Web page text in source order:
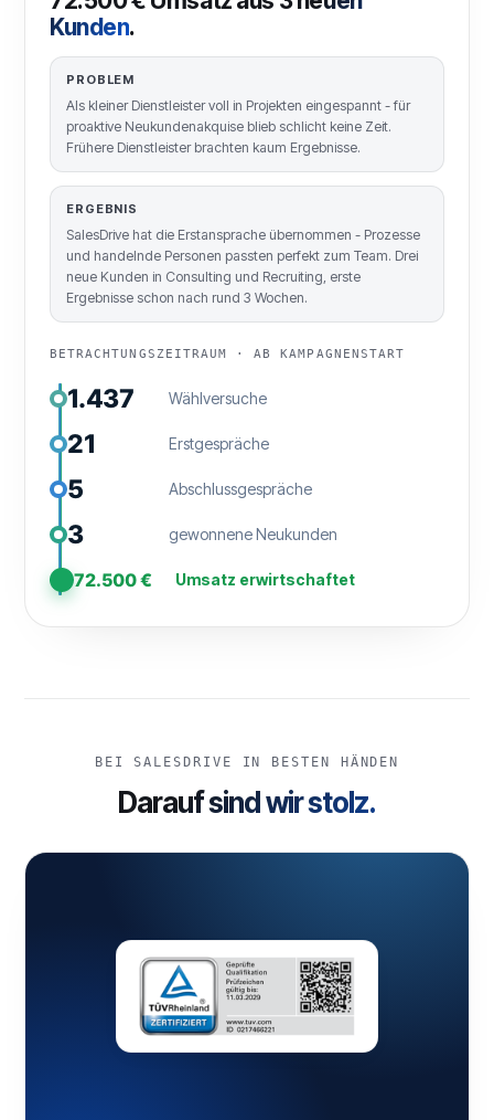
Kunden.
PROBLEM
Als kleiner Dienstleister voll in Projekten eingespannt - für
proaktive Neukundenakquise blieb schlicht keine Zeit.
Frühere Dienstleister brachten kaum Ergebnisse.
ERGEBNIS
SalesDrive hat die Erstansprache übernommen - Prozesse
und handelnde Personen passten perfekt zum Team. Drei
neue Kunden in Consulting und Recruiting, erste
Ergebnisse schon nach rund 3 Wochen.
BETRACHTUNGSZEITRAUM · AB KAMPAGNENSTART
1.437 Wählversuche
21 Erstgespräche
5 Abschlussgespräche
3 gewonnene Neukunden
72.500 € Umsatz erwirtschaftet
BEI SALESDRIVE IN BESTEN HÄNDEN
Darauf sind wir stolz.